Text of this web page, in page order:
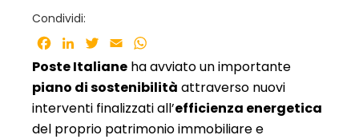
Condividi:
Facebook
LinkedInTwitter
Email
Poste Italiane ha avviato un importante
piano di sostenibilità attraverso nuovi
interventi finalizzati all’efficienza energetica
del proprio patrimonio immobiliare e